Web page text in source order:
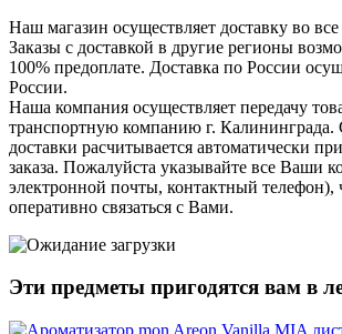
Наш магазин осуществляет доставку во
Заказы с доставкой в другие регионы
100% предоплате. Доставка по России
России.
Наша компания осуществляет передачу
транспортную компанию г. Калининграда.
доставки расчитывается автоматически
заказа. Пожалуйста указывайте все Ваши
электронной почты, контактный
оперативно связаться с Вами.
Эти предметы пригодятся вам в